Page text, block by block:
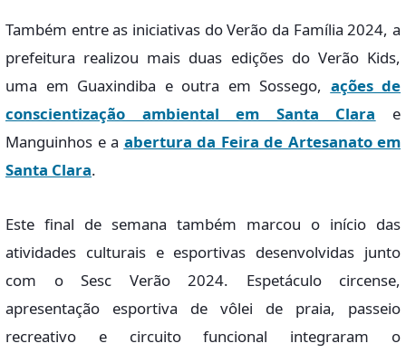
Também entre as iniciativas do Verão da Família 2024, a
prefeitura realizou mais duas edições do Verão Kids,
uma em Guaxindiba e outra em Sossego, ações de
conscientização ambiental em Santa Clara e
Manguinhos e a abertura da Feira de Artesanato em
Santa Clara.
Este final de semana também marcou o início das
atividades culturais e esportivas desenvolvidas junto
com o Sesc Verão 2024. Espetáculo circense,
apresentação esportiva de vôlei de praia, passeio
recreativo e circuito funcional integraram o